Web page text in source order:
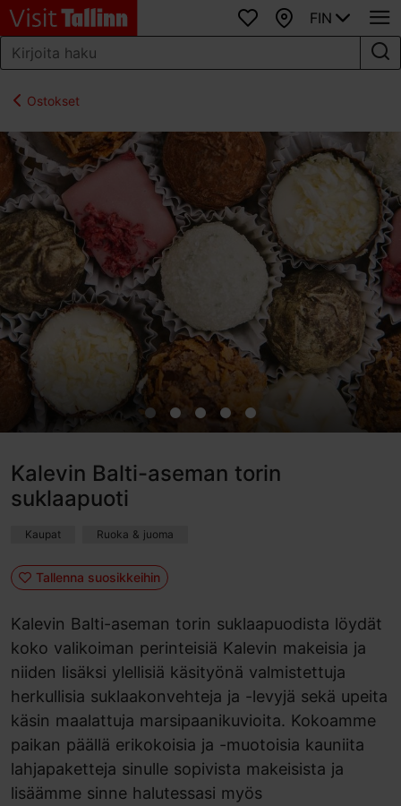
SuosikitKartta
FIN
Ostokset
Kalevin Balti-aseman torin
suklaapuoti
Kaupat Ruoka & juoma
Tallenna suosikkeihin
Kalevin Balti-aseman torin suklaapuodista löydät
koko valikoiman perinteisiä Kalevin makeisia ja
niiden lisäksi ylellisiä käsityönä valmistettuja
herkullisia suklaakonvehteja ja -levyjä sekä upeita
käsin maalattuja marsipaanikuvioita. Kokoamme
paikan päällä erikokoisia ja -muotoisia kauniita
lahjapaketteja sinulle sopivista makeisista ja
lisäämme sinne halutessasi myös